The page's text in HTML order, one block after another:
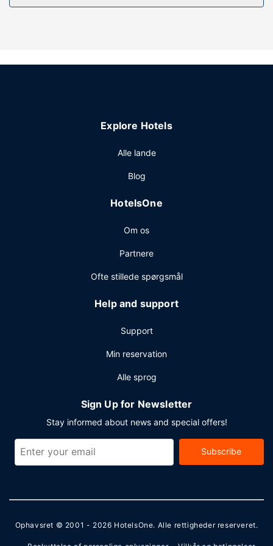
internetadgang, concierge-tjenester og tv på
Gæsterne har blandt andet adgang til en computerstation,
Gratis selvstændig parkering er til rådighed på stedet.
Explore Hotels
Alle lande
Blog
HotelsOne
Om os
Partnere
Ofte stillede spørgsmål
Help and support
Support
Min reservation
Alle sprog
Sign Up for Newsletter
Stay informed about news and special offers!
Subscribe
Ophavsret © 2001 - 2026 HotelsOne. Alle rettigheder reserveret.